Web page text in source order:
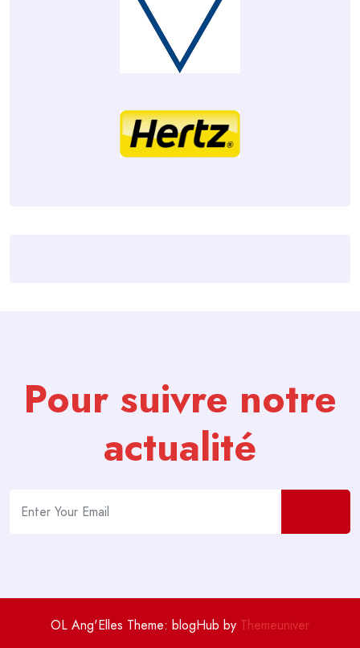
Pour suivre notre
actualité
OL Ang'Elles Theme: blogHub by Themeuniver